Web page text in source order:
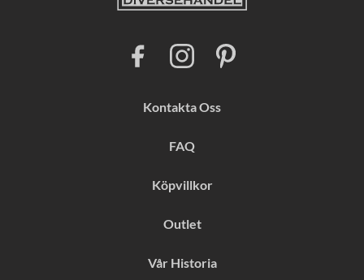
Kontakta Oss
FAQ
Köpvillkor
Outlet
Vår Historia
b
o
I
n
g
a
m